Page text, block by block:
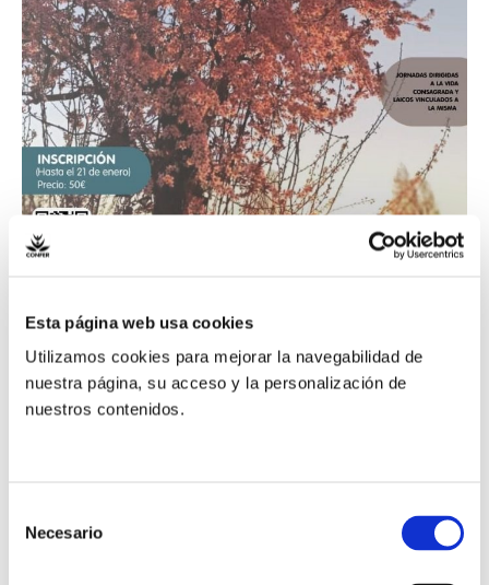
Esta página web usa cookies
Utilizamos cookies para mejorar la navegabilidad de
nuestra página, su acceso y la personalización de
nuestros contenidos.
Necesario
Jornada conjunta de
las áreas de Formación
Sociosanitaria de la
la
CONFER